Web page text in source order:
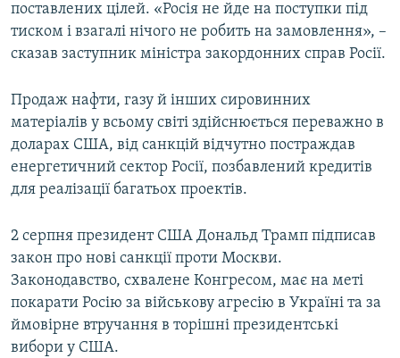
поставлених цілей. «Росія не йде на поступки під
тиском і взагалі нічого не робить на замовлення», –
сказав заступник міністра закордонних справ Росії.
Продаж нафти, газу й інших сировинних
матеріалів у всьому світі здійснюється переважно в
доларах США, від санкцій відчутно постраждав
енергетичний сектор Росії, позбавлений кредитів
для реалізації багатьох проектів.
2 серпня президент США Дональд Трамп підписав
закон про нові санкції проти Москви.
Законодавство, схвалене Конгресом, має на меті
покарати Росію за військову агресію в Україні та за
ймовірне втручання в торішні президентські
вибори у США.